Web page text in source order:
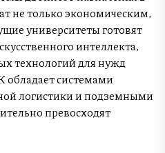
не только экономическим,
университеты готовят
интеллекта,
технологий для нужд
системами
логистики и подземными
превосходят